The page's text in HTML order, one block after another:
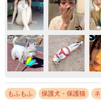
もふもふ 保護犬・保護猫